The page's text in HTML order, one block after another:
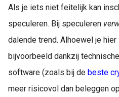
Als je iets niet feitelijk kan
speculeren. Bij speculeren
dalende trend. Alhoewel je
bijvoorbeeld dankzij
software (zoals bij de beste
meer risicovol dan beleggen